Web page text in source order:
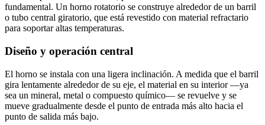
fundamental. Un horno rotatorio se construye alrededor de un barril
o tubo central giratorio, que está revestido con material refractario
para soportar altas temperaturas.
Diseño y operación central
El horno se instala con una ligera inclinación. A medida que el barril
gira lentamente alrededor de su eje, el material en su interior —ya
sea un mineral, metal o compuesto químico— se revuelve y se
mueve gradualmente desde el punto de entrada más alto hacia el
punto de salida más bajo.